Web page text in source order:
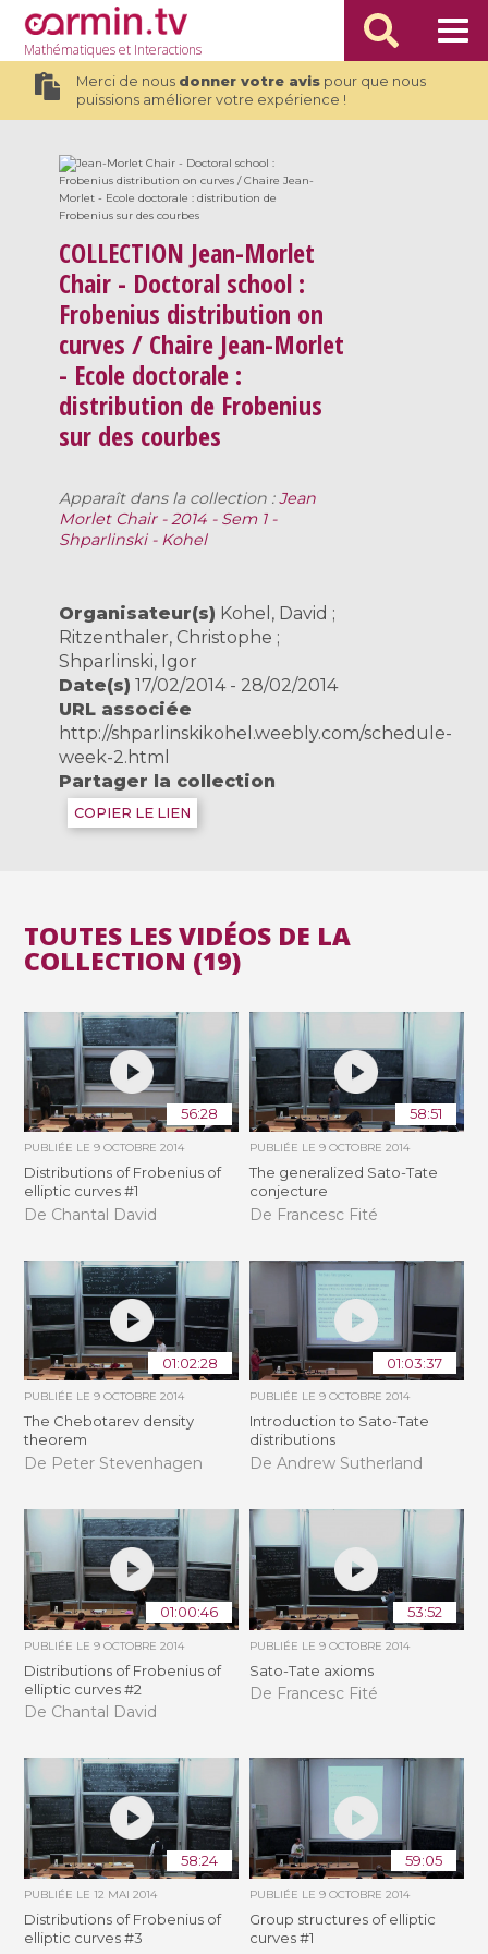
Mathématiqueset Interactions
Merci de nous donner votre avispour que nous
puissions améliorer votre expérience !
COLLECTION Jean-Morlet
Chair - Doctoral school :
Frobenius distribution on
curves / Chaire Jean-Morlet
- Ecole doctorale :
distribution de Frobenius
sur des courbes
Apparaît dans la collection :Jean
Morlet Chair - 2014 - Sem 1 -
Shparlinski - Kohel
Organisateur(s) Kohel, David ;
Ritzenthaler, Christophe ;
Shparlinski, Igor
Date(s) 17/02/2014 - 28/02/2014
URL associée
http://shparlinskikohel.weebly.com/schedule-
week-2.html
Partager la collection
COPIER LE LIEN
TOUTES LES VIDÉOS DE LA
COLLECTION (19)
56:28
PUBLIÉE LE9 OCTOBRE 2014
Distributions of Frobenius of
elliptic curves #1
De Chantal David
58:51
PUBLIÉE LE 9 OCTOBRE 2014
The generalized Sato-Tate
conjecture
De Francesc Fité
01:02:28
PUBLIÉE LE9 OCTOBRE 2014
The Chebotarev density
theorem
De Peter Stevenhagen
01:03:37
PUBLIÉE LE 9 OCTOBRE 2014
Introduction to Sato-Tate
distributions
De Andrew Sutherland
01:00:46
PUBLIÉE LE9 OCTOBRE 2014
Distributions of Frobenius of
elliptic curves #2
De Chantal David
53:52
PUBLIÉE LE 9 OCTOBRE 2014
Sato-Tate axioms
De Francesc Fité
58:24
PUBLIÉE LE12 MAI 2014
Distributions of Frobenius of
elliptic curves #3
59:05
PUBLIÉE LE 9 OCTOBRE 2014
Group structures of elliptic
curves #1